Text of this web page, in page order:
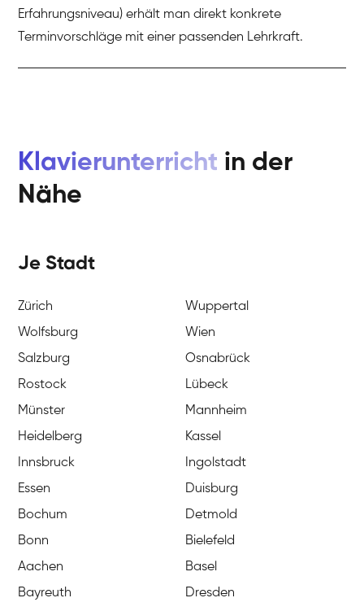
Erfahrungsniveau) erhält man direkt konkrete
Terminvorschläge mit einer passenden Lehrkraft.
Klavierunterricht in der
Nähe
Je Stadt
Zürich
Wuppertal
Wolfsburg
Wien
Salzburg
Osnabrück
Rostock
Lübeck
Münster
Mannheim
Heidelberg
Kassel
Innsbruck
Ingolstadt
Essen
Duisburg
Bochum
Detmold
Bonn
Bielefeld
Aachen
Basel
Bayreuth
Dresden